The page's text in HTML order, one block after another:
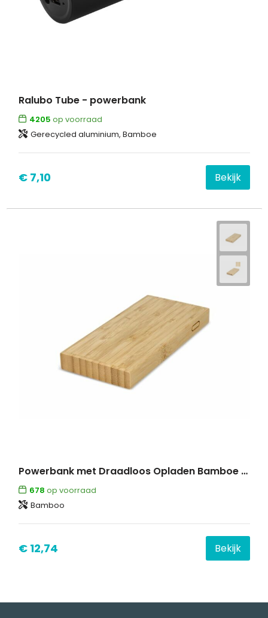
Ralubo Tube - powerbank
4205 op voorraad
Gerecycled aluminium, Bamboe
€ 7,10 Bekijk
Powerbank met Draadloos Opladen Bamboe 8000 mAh
678 op voorraad
Bamboo
€ 12,74 Bekijk